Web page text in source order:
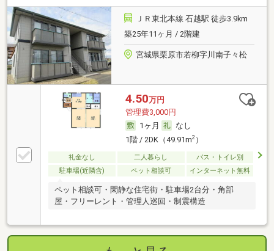
ＪＲ東北本線 石越駅 徒歩3.9km
築25年11ヶ月 / 2階建
宮城県栗原市若柳字川南子々松
4.50万円
管理費3,000円
1ヶ月
なし
1階 / 2DK（49.91m2）
礼金なし 二人暮らし
バス・トイレ別
駐車場(近隣含)
ペット相談可 インターネット無料
ペット相談可・閑静な住宅街・駐車場2台分・角部
屋・フリーレント・管理人巡回・制震構造